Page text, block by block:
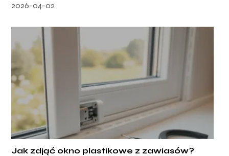
2026-04-02
Jak zdjąć okno plastikowe z zawiasów?